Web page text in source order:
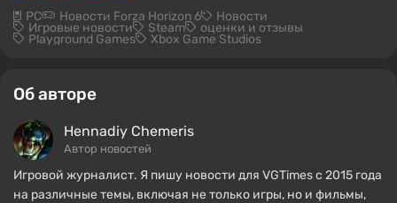
PC Новости Forza Horizon 6 Новости
Игровые новости Steam оценки и отзывы
Playground Games Xbox Game Studios
Об авторе
Hennadiy Chemеris
Автор новостей
Игровой журналист. Я пишу новости для VGTimes с 2015 года
на различные темы, включая не только игры, но и фильмы,